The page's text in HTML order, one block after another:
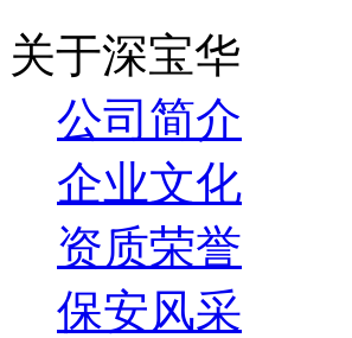
关于深宝华
公司简介
企业文化
资质荣誉
保安风采